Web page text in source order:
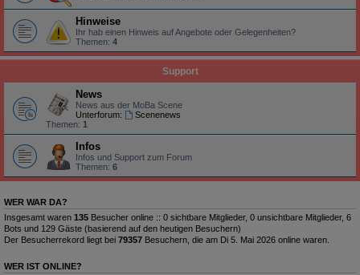
Hinweise
Ihr hab einen Hinweis auf Angebote oder Gelegenheiten?
Themen: 4
Support
News
News aus der MoBa Scene
Unterforum:
Scenenews
Themen: 1
Infos
Infos und Support zum Forum
Themen: 6
WER WAR DA?
Insgesamt waren 135 Besucher online :: 0 sichtbare Mitglieder, 0 unsichtbare Mitglieder, 6
Bots und 129 Gäste (basierend auf den heutigen Besuchern)
Der Besucherrekord liegt bei 79357 Besuchern, die am Di 5. Mai 2026 online waren.
WER IST ONLINE?